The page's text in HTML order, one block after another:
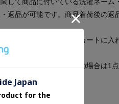
返品が可能です。商品着荷後の返
う予約商品を、複数点カートに
送となります。
に、商品の発送をご希望の場合は1
ちら